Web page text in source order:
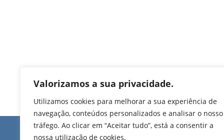
Valorizamos a sua privacidade.
Utilizamos cookies para melhorar a sua experiência de
navegação, conteúdos personalizados e analisar o nosso
tráfego. Ao clicar em “Aceitar tudo”, está a consentir a
nossa utilização de cookies.
Edifício de Jovim